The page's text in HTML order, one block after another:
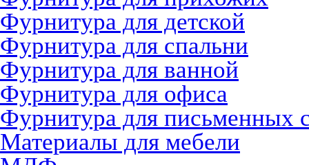
Фурнитура для детской
Фурнитура для спальни
Фурнитура для ванной
Фурнитура для офиса
Фурнитура для письменных
Материалы для мебели